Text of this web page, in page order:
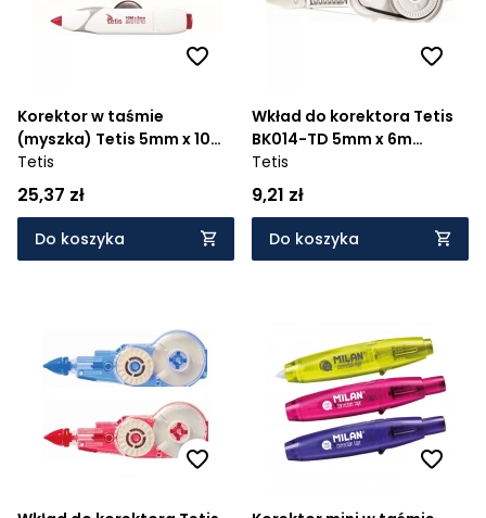
Korektor w taśmie
(myszka) Tetis 5mm x 10m
(BK010-TD)
Tetis
25,37 zł
Do koszyka
Wkład do korektora Tetis
BK014-TD 5mm x 6m
(BW014-A)
Tetis
9,21 zł
Do koszyka